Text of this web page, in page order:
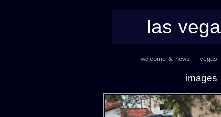
las
welcome & news vegas
images